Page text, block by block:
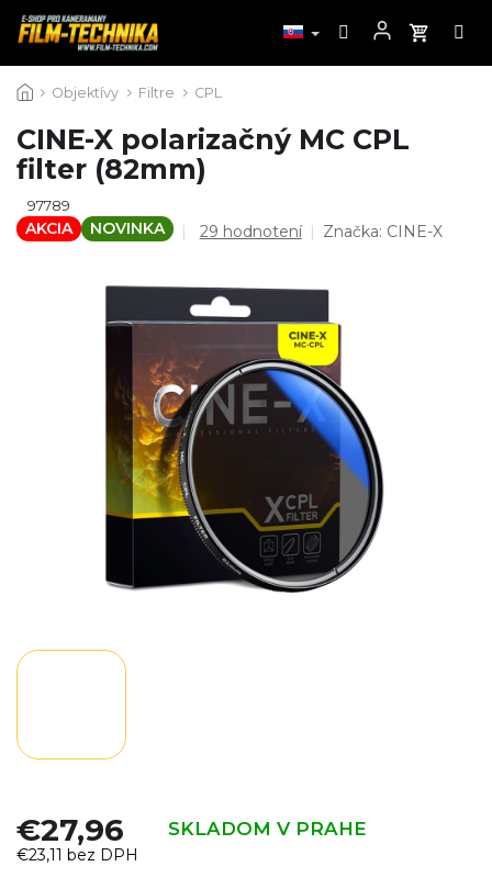
na
Objektívy Filtre CPL
CINE-X polarizačný MC CPL
filter (82mm)
97789
AKCIA NOVINKA
Priemerné
je
4,3
hviezdičiek.
29 hodnotení Značka: CINE-X
€27,96 SKLADOM V PRAHE
€23,11 bez DPH